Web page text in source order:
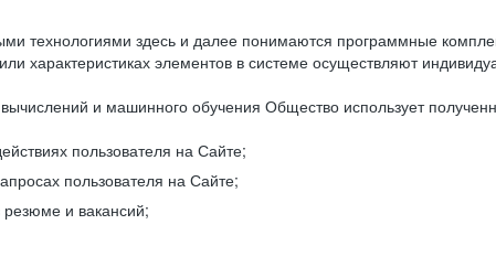
технологиями здесь и далее понимаются программные
характеристиках элементов в системе осуществляют
и машинного обучения Общество использует
пользователя на Сайте;
пользователя на Сайте;
резюме и вакансий;